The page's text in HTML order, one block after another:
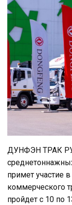
ДУНФЭН ТРАК
примет участие
коммерческого
пройдет с 10 по